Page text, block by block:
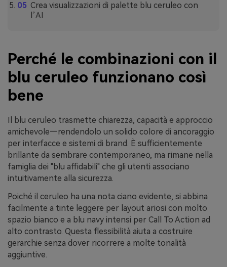
Crea visualizzazioni di palette blu ceruleo con
l’AI
Perché le combinazioni con il
blu ceruleo funzionano così
bene
Il blu ceruleo trasmette chiarezza, capacità e approccio
amichevole—rendendolo un solido colore di ancoraggio
per interfacce e sistemi di brand. È sufficientemente
brillante da sembrare contemporaneo, ma rimane nella
famiglia dei "blu affidabili" che gli utenti associano
intuitivamente alla sicurezza.
Poiché il ceruleo ha una nota ciano evidente, si abbina
facilmente a tinte leggere per layout ariosi con molto
spazio bianco e a blu navy intensi per Call To Action ad
alto contrasto. Questa flessibilità aiuta a costruire
gerarchie senza dover ricorrere a molte tonalità
aggiuntive.